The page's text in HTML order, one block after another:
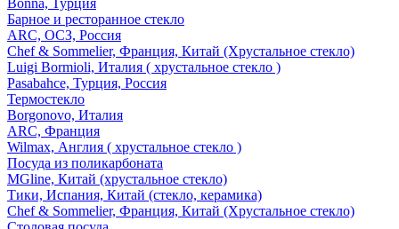
Bonna, Турция
Барное и ресторанное стекло
ARC, ОСЗ, Россия
Chef & Sommelier, Франция, Китай (Хрустальное стекло)
Luigi Bormioli, Италия ( хрустальное стекло )
Pasabahce, Турция, Россия
Термостекло
Borgonovo, Италия
ARC, Франция
Wilmax, Англия ( хрустальное стекло )
Посуда из поликарбоната
MGline, Китай (хрустальное стекло)
Тики, Испания, Китай (стекло, керамика)
Chef & Sommelier, Франция, Китай (Хрустальное стекло)